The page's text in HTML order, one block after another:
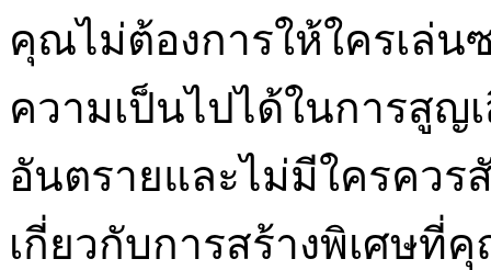
คุณไม่ต้องการให้ใครเล่น
ความเป็นไปได้ในการสู
อันตรายและไม่มีใครคว
เกี่ยวกับการสร้างพิเศษ